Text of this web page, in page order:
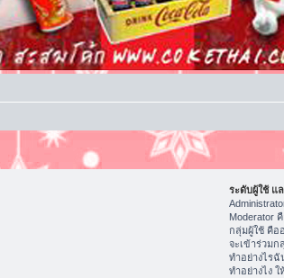
ระดับผู้ใช้ แ
Moderator
กลุ่มผู้ใช้ คือ
จะเข้าร่วมก
ทำอย่างไร
ทำอย่างไง